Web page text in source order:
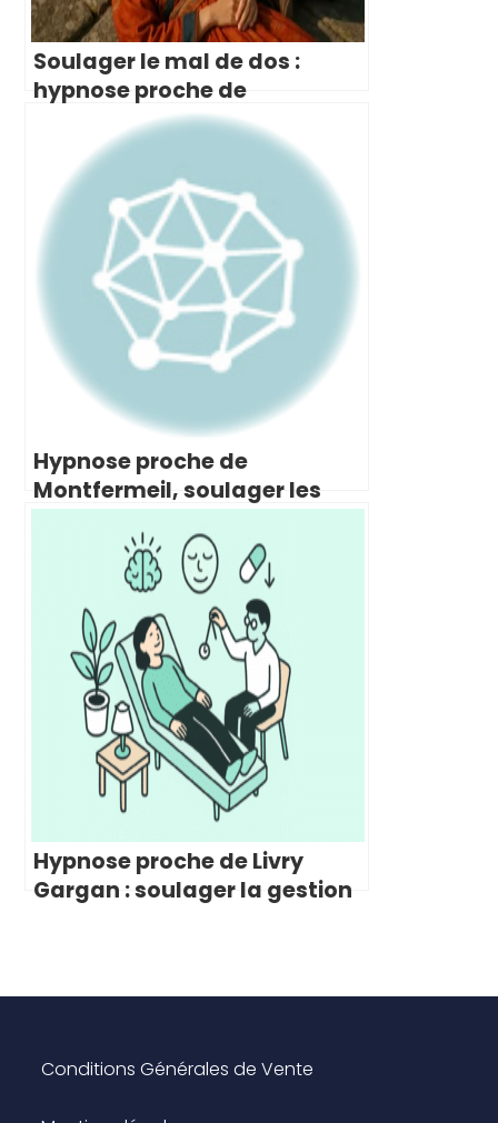
Soulager le mal de dos :
hypnose proche de
Noisy‑le‑Grand
Hypnose proche de
Montfermeil, soulager les
troubles digestifs
Hypnose proche de Livry
Gargan : soulager la gestion
Conditions Générales de Vente